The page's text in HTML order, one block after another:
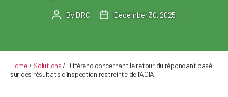
PostBy DRC
PostDecember 30, 2025
Home/ Solutions / Différend concernant le retour du répondant basé
sur des résultats d’inspection restreinte de l’ACIA